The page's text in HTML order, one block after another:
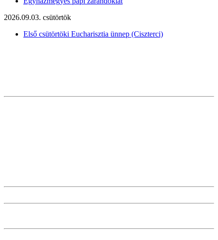
2026.09.03. csütörtök
Első csütörtöki Eucharisztia ünnep (Ciszterci)